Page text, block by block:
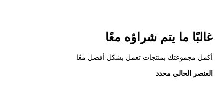
غالبًا ما يتم شراؤه معًا
أكمل مجموعتك بمنتجات تعمل بشكل أفضل معًا
العنصر الحالي محدد